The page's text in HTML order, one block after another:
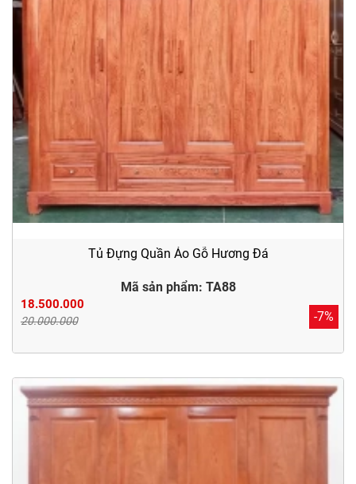
Tủ Đựng Quần Áo Gỗ Hương Đá
Mã sản phẩm: TA88
18.500.000
20.000.000 -7%